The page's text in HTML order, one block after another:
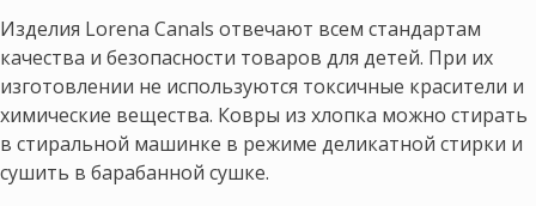
Изделия Lorena Canals отвечают всем стандартам
качества и безопасности товаров для детей. При их
изготовлении не используются токсичные красители и
химические вещества. Ковры из хлопка можно стирать
в стиральной машинке в режиме деликатной стирки и
сушить в барабанной сушке.